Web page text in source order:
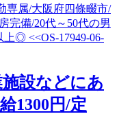
施設などにあ
1300円/定